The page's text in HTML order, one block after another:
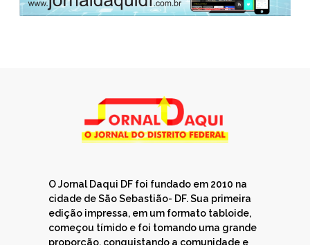
O Jornal Daqui DF foi fundado em 2010 na
cidade de São Sebastião- DF. Sua primeira
edição impressa, em um formato tabloide,
começou tímido e foi tomando uma grande
proporção, conquistando a comunidade e